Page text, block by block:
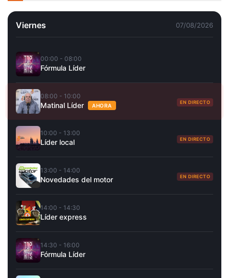
Viernes 07/08/2026
00:00 - 08:00
Fórmula Líder
08:00 - 10:00
Matinal Líder AHORA
EN DIRECTO
10:00 - 13:00
Líder local EN DIRECTO
13:00 - 14:00
Novedades del motor EN DIRECTO
14:00 - 14:30
Líder express
14:30 - 16:00
Fórmula Líder